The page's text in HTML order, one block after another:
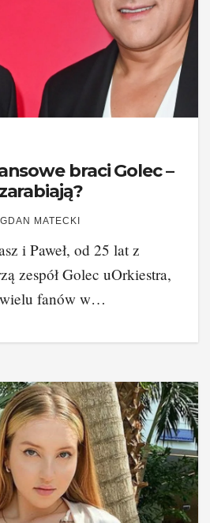
braci Golec –
MATECKI
i Paweł, od 25 lat z
zespół Golec uOrkiestra,
wielu fanów w…